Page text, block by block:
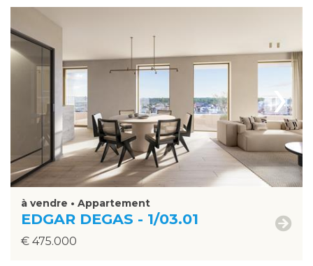
›
à vendre • Appartement
EDGAR DEGAS - 1/03.01
€ 475.000